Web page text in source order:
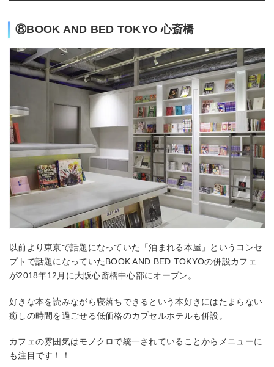
⑧BOOK AND BED TOKYO 心斎橋
以前より東京で話題になっていた「泊まれる本屋」というコンセ
プトで話題になっていたBOOK AND BED TOKYOの併設カフェ
が2018年12月に大阪心斎橋中心部にオープン。
好きな本を読みながら寝落ちできるという本好きにはたまらない
癒しの時間を過ごせる低価格のカプセルホテルも併設。
カフェの雰囲気はモノクロで統一されていることからメニューに
も注目です！！